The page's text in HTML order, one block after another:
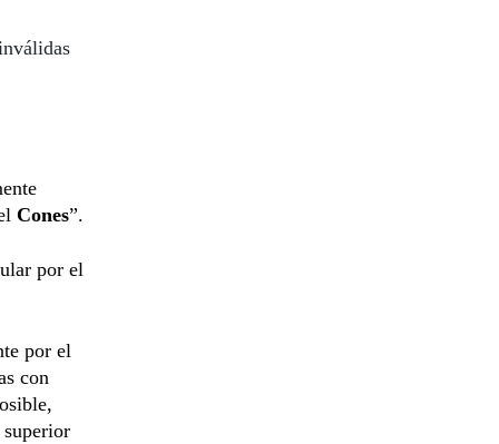
Cones”.
por el
por el
con
superior